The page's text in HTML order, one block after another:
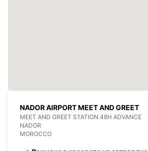
NADOR AIRPORT MEET AND GREET
MEET AND GREET STATION 48H ADVANCE
NADOR
MOROCCO